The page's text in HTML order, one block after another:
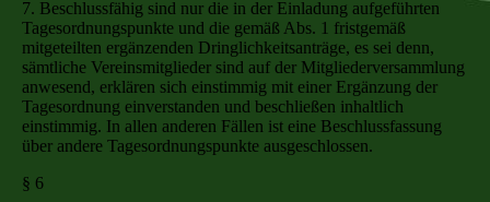
7. Beschlussfähig sind nur die in der Einladung aufgeführten
Tagesordnungspunkte und die gemäß Abs. 1 fristgemäß
mitgeteilten ergänzenden Dringlichkeitsanträge, es sei denn,
sämtliche Vereinsmitglieder sind auf der Mitgliederversammlung
anwesend, erklären sich einstimmig mit einer Ergänzung der
Tagesordnung einverstanden und beschließen inhaltlich
einstimmig. In allen anderen Fällen ist eine Beschlussfassung
über andere Tagesordnungspunkte ausgeschlossen.
§ 6